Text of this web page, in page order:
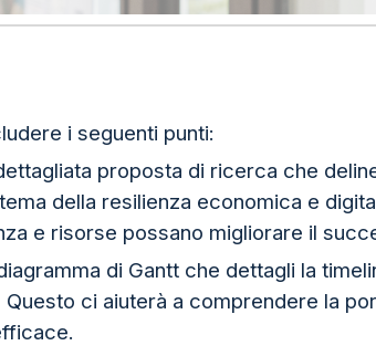
i seguenti punti:
proposta di ricerca che
della resilienza economica e
e risorse possano migliorare il
di Gantt che dettagli la
ci aiuterà a comprendere la